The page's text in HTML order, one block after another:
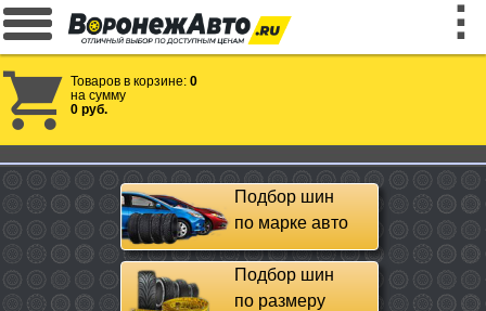
Товаров в корзине: 0
на сумму
0 руб.
Подбор шин
по марке авто
Подбор шин
по размеру